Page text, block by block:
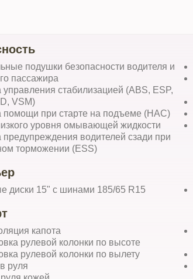
подушки безопасности водителя и
пассажира
стабилизацией (ABS, ESP,
VSM)
помощи при старте на подъеме (HAC)
уровня омывающей жидкости
предупреждения водителей сзади при
торможении (ESS)
диски 15" с шинами 185/65 R15
капота
рулевой колонки по высоте
рулевой колонки по вылету
руля